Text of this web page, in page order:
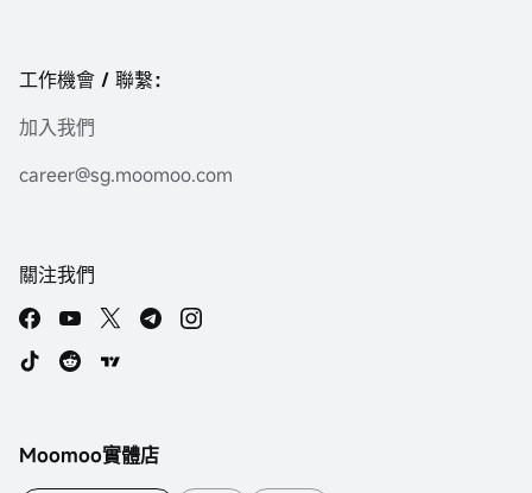
工作機會 / 聯繫：
加入我們
career@sg.moomoo.com
關注我們
Moomoo實體店